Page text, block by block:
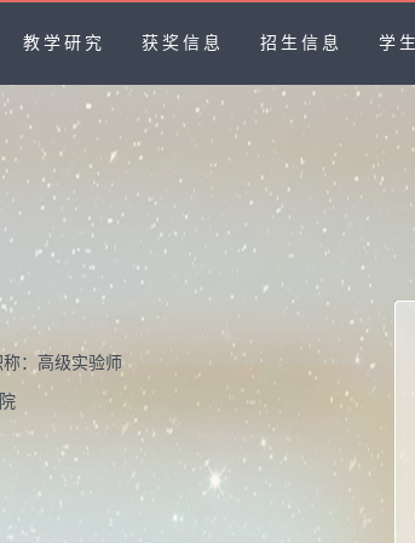
教学研究 获奖信息 招生信息 学
称：高级实验师